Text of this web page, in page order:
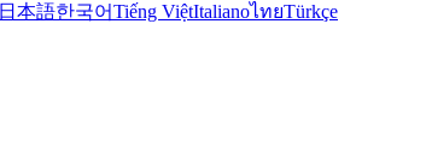
日本語한국어Tiếng ViệtItalianoไทยTürkçe